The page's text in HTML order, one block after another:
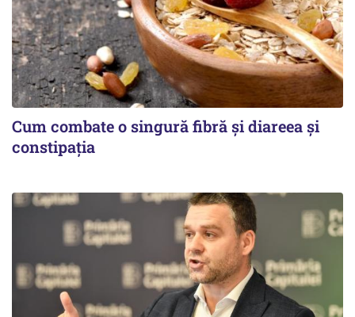
Cum combate o singură fibră și diareea și
constipația